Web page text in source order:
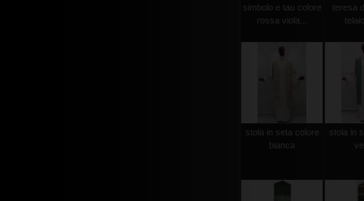
simbolo e tau colore
rossa viola...
teresa
stola in seta colore
bianca
stola in